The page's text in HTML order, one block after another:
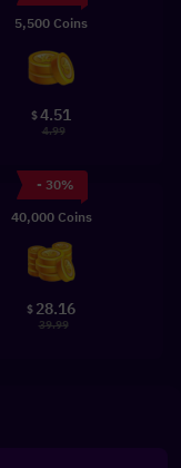
5,500 Coins
$4.51
4.99
- 30%
40,000 Coins
$ 28.16
39.99